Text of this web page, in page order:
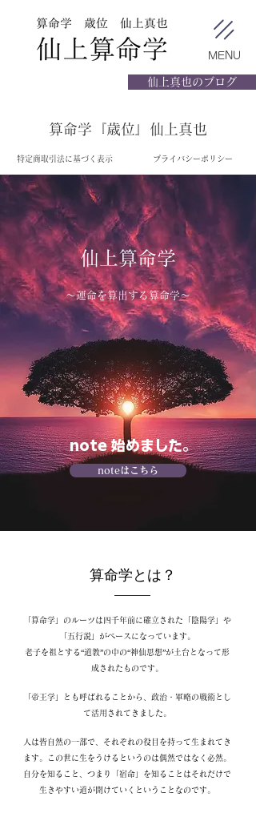
仙上真也のブログ
算命学『歳位』仙上真也
特定商取引法に基づく表示 プライバシーポリシー
MENU
仙上算命学
〜運命を算出する算命学〜
note 始めました。
noteはこちら
算命学とは？
「算命学」のルーツは四千年前に確立された「陰陽学」や
「五行説」がベースになっています。
老子を祖とする“道教”の中の“神仙思想”が土台となって形
成されたものです。
「帝王学」とも呼ばれることから、政治・軍略の戦術とし
て活用されてきました。
人は皆自然の一部で、それぞれの役目を持って生まれてき
ます。この世に生をうけるというのは偶然ではなく必然。
自分を知ること、つまり「宿命」を知ることはそれだけで
生きやすい道が開けていくということなのです。